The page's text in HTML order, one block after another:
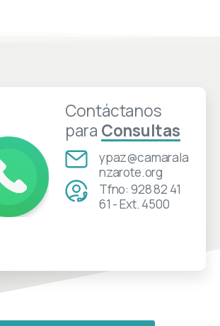
Contáctanos
para Consultas
ypaz@camarala
nzarote.org
Tfno: 928 82 41
61 - Ext. 4500